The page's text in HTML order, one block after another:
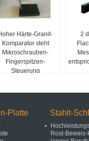
Härte-Granit-
Komparator steht
Mikroschrauben-
Fingerspitzen-
Steuerung
2
Platte Stahlt-
Rost-